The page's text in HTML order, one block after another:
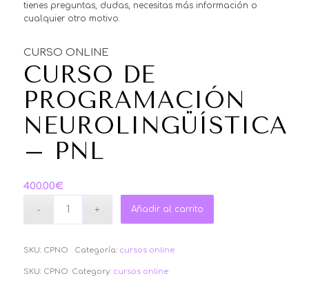
tienes preguntas, dudas, necesitas más información o
cualquier otro motivo.
CURSO ONLINE
CURSO DE
PROGRAMACIÓN
NEUROLINGÜÍSTICA
– PNL
400.00€
Añadir al carrito
SKU: CPNO Categoría: cursos online
SKU:CPNO Category: cursos online